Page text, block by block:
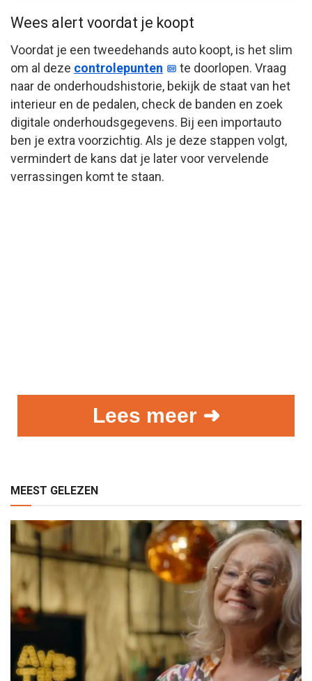
Wees alert voordat je koopt
Voordat je een tweedehands auto koopt, is het slim
om al deze controlepunten
te doorlopen. Vraag
naar de onderhoudshistorie, bekijk de staat van het
interieur en de pedalen, check de banden en zoek
digitale onderhoudsgegevens. Bij een importauto
ben je extra voorzichtig. Als je deze stappen volgt,
vermindert de kans dat je later voor vervelende
verrassingen komt te staan.
Lees meer ➜
MEEST GELEZEN